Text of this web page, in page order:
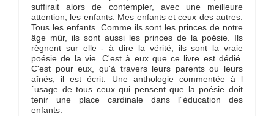
suffirait alors de contempler, avec une meilleure
attention, les enfants. Mes enfants et ceux des autres.
Tous les enfants. Comme ils sont les princes de notre
âge mûr, ils sont aussi les princes de la poésie. Ils
règnent sur elle - à dire la vérité, ils sont la vraie
poésie de la vie. C'est à eux que ce livre est dédié.
C'est pour eux, qu'à travers leurs parents ou leurs
aînés, il est écrit. Une anthologie commentée à l
´usage de tous ceux qui pensent que la poésie doit
tenir une place cardinale dans l´éducation des
enfants.